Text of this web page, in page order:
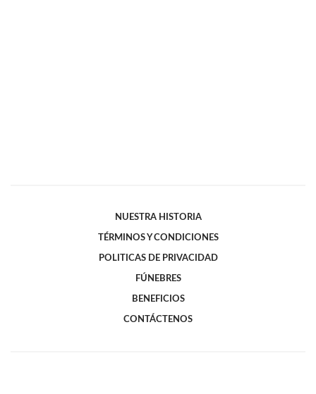
NUESTRA HISTORIA
TÉRMINOS Y CONDICIONES
POLITICAS DE PRIVACIDAD
FÚNEBRES
BENEFICIOS
CONTÁCTENOS